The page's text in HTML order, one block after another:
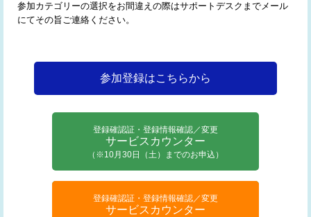
参加カテゴリーの選択をお間違えの際はサポートデスクまでメール
にてその旨ご連絡ください。
参加登録はこちらから
登録確認証・登録情報確認／変更
サービスカウンター
（※10月30日（土）までのお申込）
登録確認証・登録情報確認／変更
サービスカウンター